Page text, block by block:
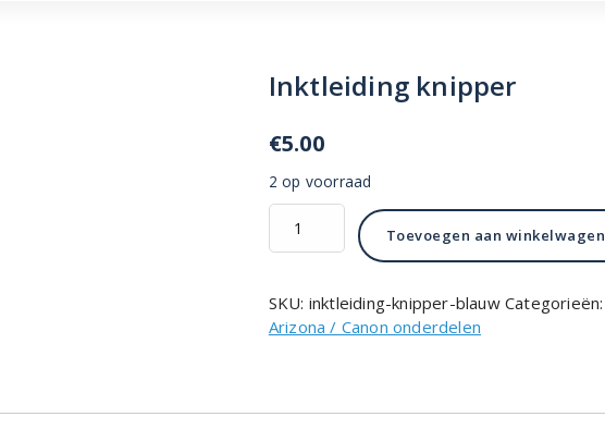
Inktleiding knipper
€5.00
2 op voorraad
knipper
Toevoegen aan winkelwagen
SKU: inktleiding-knipper-blauw Categorieën:
Arizona / Canon onderdelen